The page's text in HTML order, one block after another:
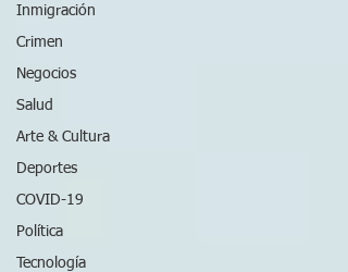
Inmigración
Crimen
Negocios
Salud
Arte & Cultura
Deportes
COVID-19
Política
Tecnología